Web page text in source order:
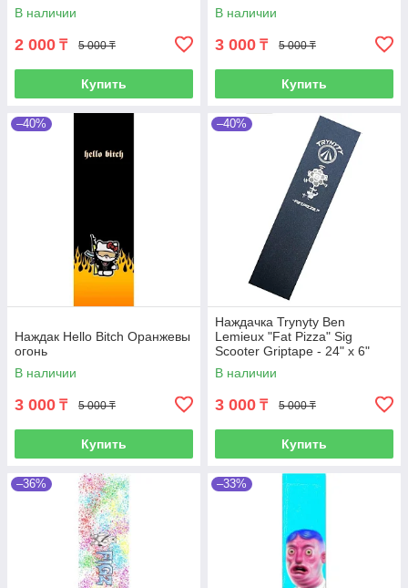
В наличии
2 000 ₸ 5 000 ₸
Купить
В наличии
3 000 ₸ 5 000 ₸
Купить
–40%
Наждак Hello Bitch Оранжевы
огонь
В наличии
3 000 ₸ 5 000 ₸
Купить
–40%
Наждачка Trynyty Ben
Lemieux "Fat Pizza" Sig
Scooter Griptape - 24" x 6"
В наличии
3 000 ₸ 5 000 ₸
Купить
–36% –33%